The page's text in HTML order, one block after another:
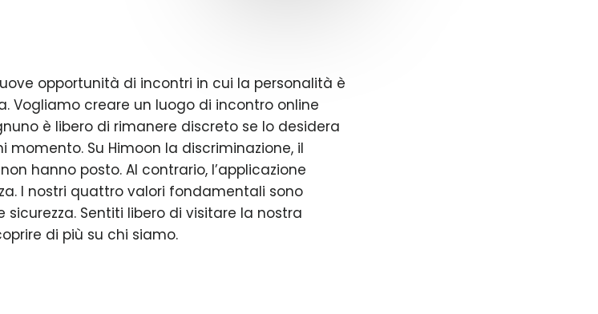
opportunità di incontri in cui la personalità è
Vogliamo creare un luogo di incontro online
è libero di rimanere discreto se lo desidera
Su Himoon la discriminazione, il
hanno posto. Al contrario, l’applicazione
I nostri quattro valori fondamentali sono
Sentiti libero di visitare la nostra
di più su chi siamo.